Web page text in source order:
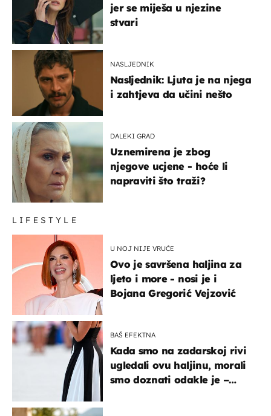
jer se miješa u njezine
stvari
NASLJEDNIK
Nasljednik: Ljuta je na njega
i zahtjeva da učini nešto
DALEKI GRAD
Uznemirena je zbog
njegove ucjene - hoće li
napraviti što traži?
LIFESTYLE
U NOJ NIJE VRUĆE
Ovo je savršena haljina za
ljeto i more - nosi je i
Bojana Gregorić Vejzović
BAŠ EFEKTNA
Kada smo na zadarskoj rivi
ugledali ovu haljinu, morali
smo doznati odakle je –